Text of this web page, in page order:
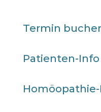
Termin
Patienten-Info